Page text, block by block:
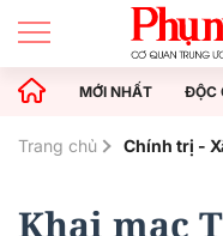
MỚI NHẤT ĐỘC
Trang chủ Chính trị -
Khai mạc